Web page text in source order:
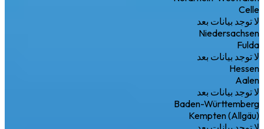
Celle
لا توجد بيانات بعد
Niedersachsen
Fulda
لا توجد بيانات بعد
Hessen
Aalen
لا توجد بيانات بعد
Baden-Württemberg
Kempten (Allgäu)